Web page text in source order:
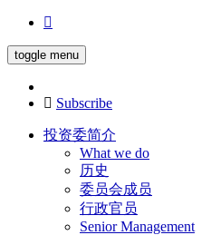
toggle menu
Subscribe
投资委简介
What we do
历史
委员会成员
行政官员
Senior Management